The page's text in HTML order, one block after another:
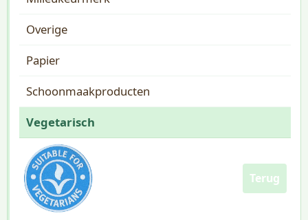
Overige
Papier
Schoonmaakproducten
Vegetarisch
Terug